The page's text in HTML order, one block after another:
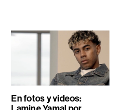
En fotos y videos: